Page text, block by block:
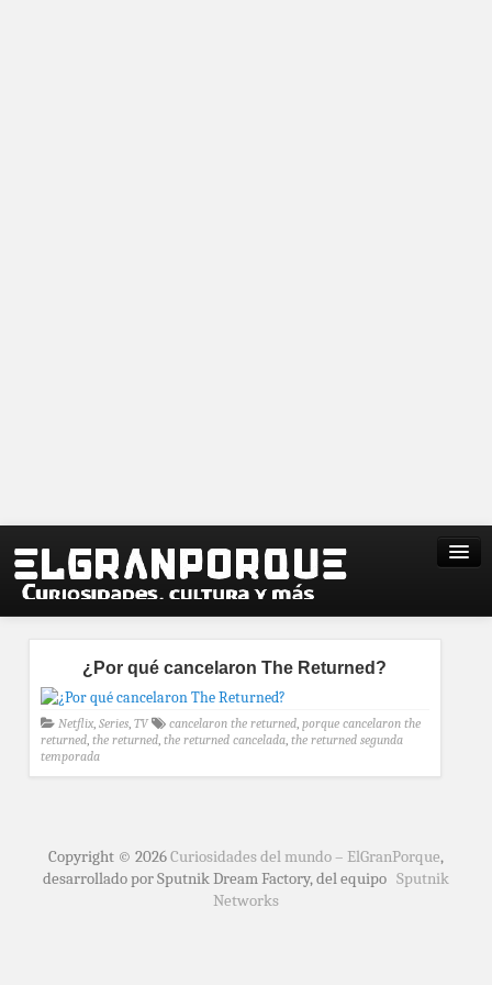
¿Por qué cancelaron The Returned?
Netflix, Series, TV cancelaron the returned, porque cancelaron the
returned, the returned, the returned cancelada, the returned segunda
temporada
Copyright © 2026Curiosidades del mundo – ElGranPorque,
desarrollado por Sputnik Dream Factory, del equipo Sputnik
Networks